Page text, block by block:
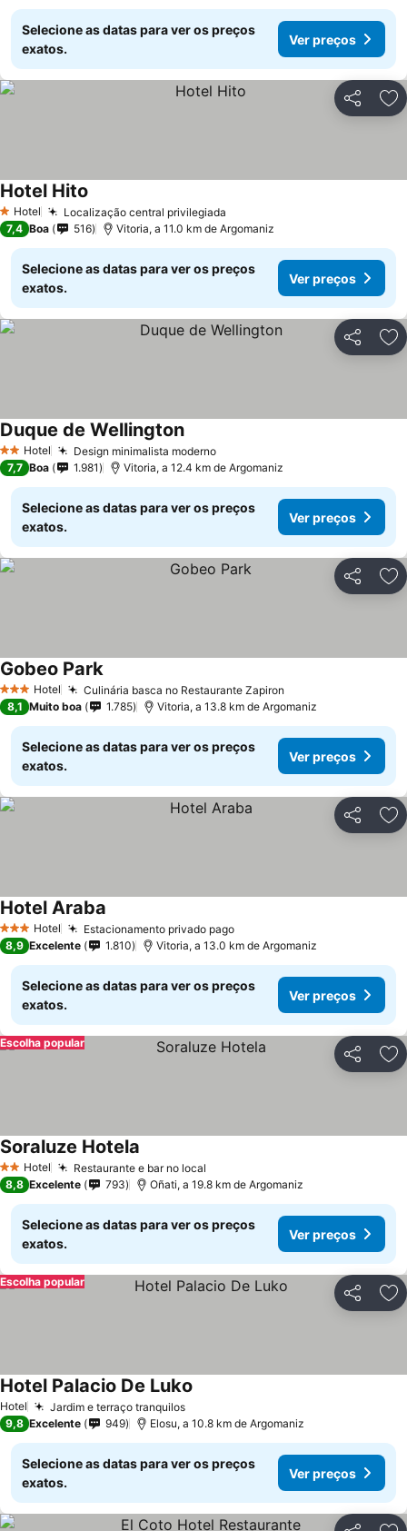
Selecione as datas para ver os preços
exatos.
Ver preços
Partilhar
1 Estrelas
Hotel Localização central privilegiada
Hotel Hito
7,4 Boa 516 Vitoria, a 11.0 km de Argomaniz
Selecione as datas para ver os preços
exatos.
Ver preços
Partilhar
2 Estrelas
Hotel Design minimalista modernoVer preços
Duque de WellingtonVer preços
7,7 Boa 1.981 Vitoria, a 12.4 km de Argomaniz
Selecione as datas para ver os preços
exatos.
Ver preços
Partilhar
3 EstrelasHotel Culinária basca no Restaurante Zapiron
Gobeo ParkVer preços
8,1 Muito boa 1.785 Vitoria, a 13.8 km de Argomaniz
Selecione as datas para ver os preços
exatos.
Ver preços
Partilhar
3 EstrelasHotel Estacionamento privado pagoVer preços
Hotel Araba
8,9 Excelente 1.810 Vitoria, a 13.0 km de Argomaniz
Selecione as datas para ver os preços
exatos.
Ver preços
Partilhar
Escolha popular
2 Estrelas
Hotel Restaurante e bar no local
Soraluze Hotela
8,8 Excelente 793 Oñati, a 19.8 km de Argomaniz
Selecione as datas para ver os preços
exatos.
Ver preços
Partilhar
Escolha popular
Hotel Jardim e terraço tranquilosVer preços
Hotel Palacio De Luko
9,8 Excelente 949 Elosu, a 10.8 km de Argomaniz
Selecione as datas para ver os preços
exatos.
Ver preços